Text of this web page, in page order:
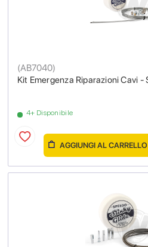
Kit Emergenza Riparazioni Cavi -
(AB7040)
4+ Disponibile
AGGIUNGI AL CARRELLO